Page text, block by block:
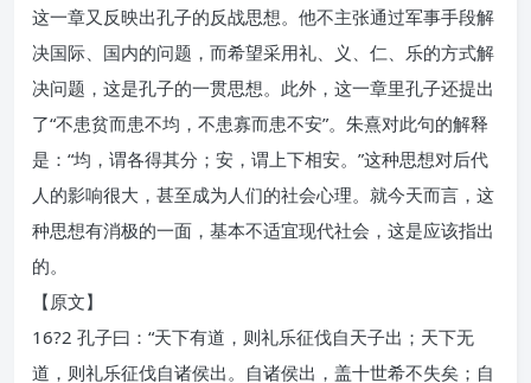
这一章又反映出孔子的反战思想。他不主张通过军事手段解
决国际、国内的问题，而希望采用礼、义、仁、乐的方式解
决问题，这是孔子的一贯思想。此外，这一章里孔子还提出
了“不患贫而患不均，不患寡而患不安”。朱熹对此句的解释
是：“均，谓各得其分；安，谓上下相安。”这种思想对后代
人的影响很大，甚至成为人们的社会心理。就今天而言，这
种思想有消极的一面，基本不适宜现代社会，这是应该指出
的。
【原文】
16?2 孔子曰：“天下有道，则礼乐征伐自天子出；天下无
道，则礼乐征伐自诸侯出。自诸侯出，盖十世希不失矣；自